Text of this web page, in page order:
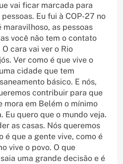
vai ficar marcada para
Eu fui à COP-27 no
as pessoas
você não tem o contato
cara vai ver o Rio
Ver como é que vive o
cidade que tem
básico. E nós,
contribuir para que
mora em Belém o mínimo
quero que o mundo veja.
as casas. Nós queremos
é que a gente vive, como é
vive o povo. O que
uma grande decisão e é